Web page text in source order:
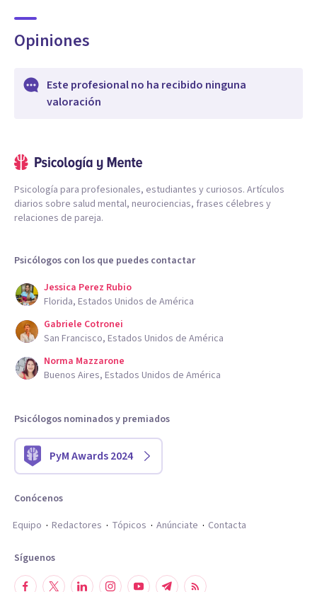
Opiniones
Este profesional no ha recibido ninguna
valoración
Psicología para profesionales, estudiantes y curiosos. Artículos
diarios sobre salud mental, neurociencias, frases célebres y
relaciones de pareja.
Psicólogos con los que puedes contactar
Jessica Perez Rubio
Florida, Estados Unidos de América
Gabriele Cotronei
San Francisco, Estados Unidos de América
Norma Mazzarone
Buenos Aires, Estados Unidos de América
Psicólogos nominados y premiados
PyM Awards 2024
Conócenos
Equipo
Redactores Tópicos Anúnciate Contacta
Síguenos